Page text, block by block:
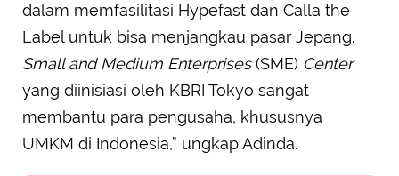
dalam memfasilitasi Hypefast dan Calla the
Label untuk bisa menjangkau pasar Jepang.
Small and Medium Enterprises(SME) Center
yang diinisiasi oleh KBRI Tokyo sangat
membantu para pengusaha, khususnya
UMKM di Indonesia,” ungkap Adinda.